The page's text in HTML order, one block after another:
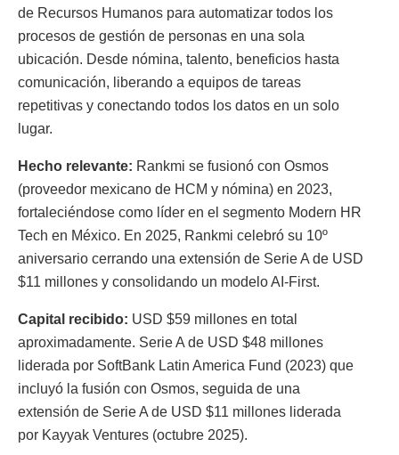
de Recursos Humanos para automatizar todos los
procesos de gestión de personas en una sola
ubicación. Desde nómina, talento, beneficios hasta
comunicación, liberando a equipos de tareas
repetitivas y conectando todos los datos en un solo
lugar.
Hecho relevante: Rankmi se fusionó con Osmos
(proveedor mexicano de HCM y nómina) en 2023,
fortaleciéndose como líder en el segmento Modern HR
Tech en México. En 2025, Rankmi celebró su 10º
aniversario cerrando una extensión de Serie A de USD
$11 millones y consolidando un modelo AI-First.
Capital recibido: USD $59 millones en total
aproximadamente. Serie A de USD $48 millones
liderada por SoftBank Latin America Fund (2023) que
incluyó la fusión con Osmos, seguida de una
extensión de Serie A de USD $11 millones liderada
por Kayyak Ventures (octubre 2025).